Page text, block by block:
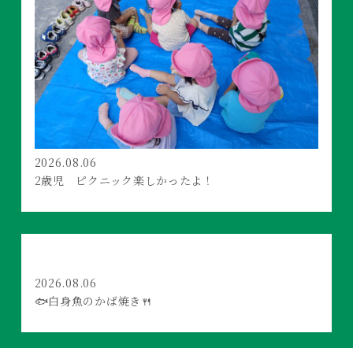
2026.08.06
2歳児 ピクニック楽しかったよ！
2026.08.06
🐟白身魚のかば焼き🍴